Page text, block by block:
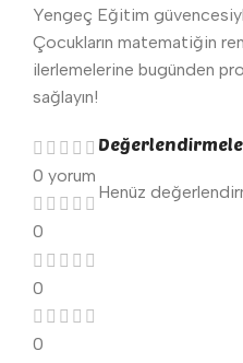
Yengeç Eğitim
Çocukların matematiğin
ilerlemelerine bugünden
sağlayın!
0 yorum
0
0
0
Henüz